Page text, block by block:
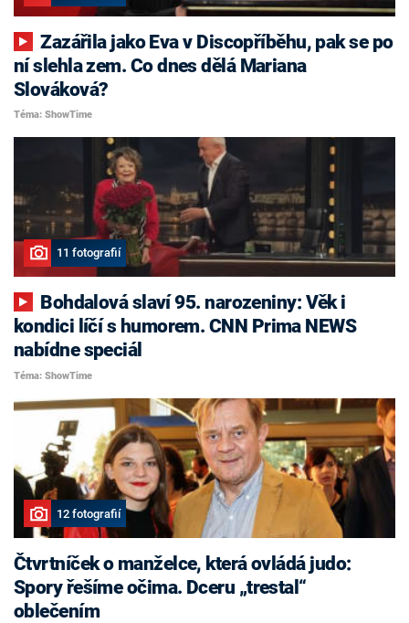
Zazářila jako Eva v Discopříběhu, pak se po
ní slehla zem. Co dnes dělá Mariana
Slováková?
Téma: ShowTime
11 fotografií
kondici líčí s humorem. CNN Prima NEWS
nabídne speciál
Téma: ShowTime
12 fotografií
Čtvrtníček o manželce, která ovládá judo:
Spory řešíme očima. Dceru „trestal“
oblečením